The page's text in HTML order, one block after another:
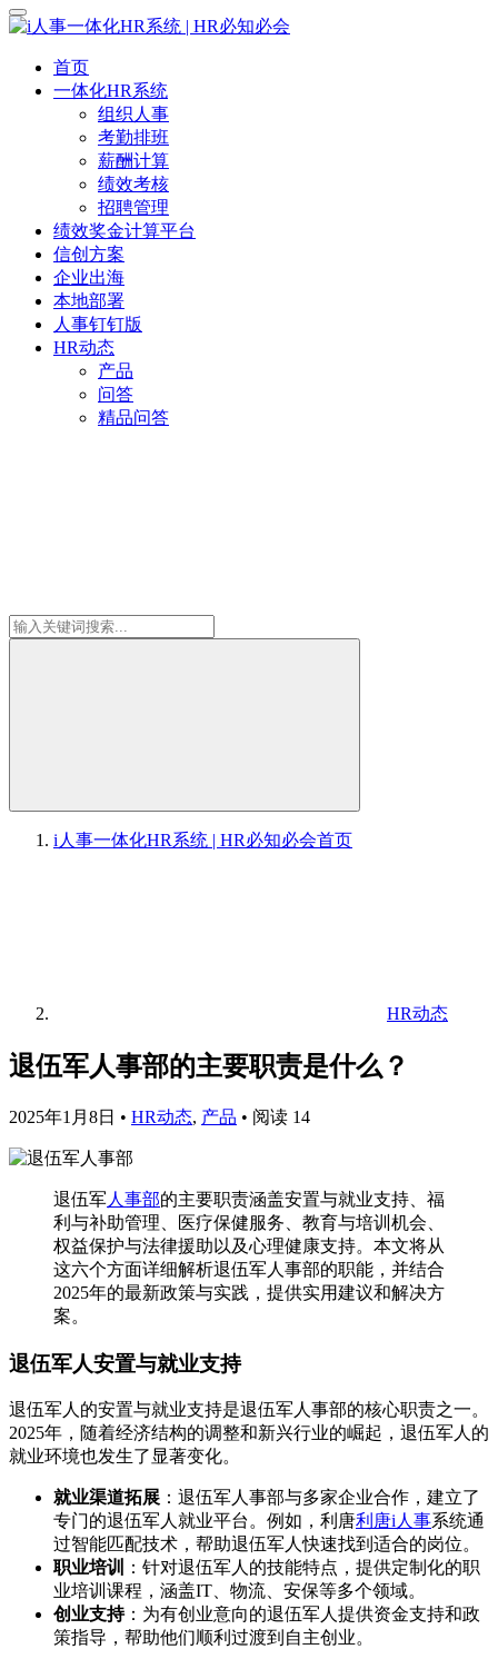
首页
一体化HR系统
组织人事
考勤排班
薪酬计算
绩效考核
招聘管理
绩效奖金计算平台
信创方案
企业出海
本地部署
人事钉钉版
HR动态
产品
问答
精品问答
i人事一体化HR系统 | HR必知必会首页
HR动态
退伍军人事部的主要职责是什么？
2025年1月8日 • HR动态, 产品 • 阅读 14
退伍军人事部的主要职责涵盖安置与就业支持、福
利与补助管理、医疗保健服务、教育与培训机会、
权益保护与法律援助以及心理健康支持。本文将从
这六个方面详细解析退伍军人事部的职能，并结合
2025年的最新政策与实践，提供实用建议和解决方
案。
退伍军人安置与就业支持
退伍军人的安置与就业支持是退伍军人事部的核心职责之一。
2025年，随着经济结构的调整和新兴行业的崛起，退伍军人的
就业环境也发生了显著变化。
就业渠道拓展 ：退伍军人事部与多家企业合作，建立了
专门的退伍军人就业平台。例如，利唐利唐i人事系统通
过智能匹配技术，帮助退伍军人快速找到适合的岗位。
职业培训
：针对退伍军人的技能特点，提供定制化的职
业培训课程，涵盖IT、物流、安保等多个领域。
创业支持：为有创业意向的退伍军人提供资金支持和政
策指导，帮助他们顺利过渡到自主创业。